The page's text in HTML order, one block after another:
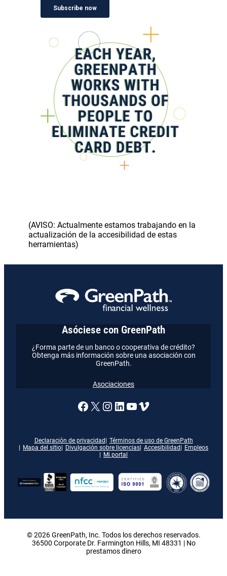
(AVISO: Actualmente estamos trabajando en la
actualización de la accesibilidad de estas
herramientas)
Declaración de privacidad
Términos de uso de GreenPath
Mapa del sitio
Divulgación sobre licencias Accesibilidad
Empleos
Mi portal
Enlace a nuestra página de
X Enlace a nuestra
Enlace a nuestra
Enlace a nuestra
Vimeo
Asóciese con GreenPath
¿Forma parte de un banco o cooperativa de crédito?
Obtenga más información sobre una asociación con
GreenPath.
Asociaciones
© 2026 GreenPath, Inc. Todos los derechos reservados.
36500 Corporate Dr. Farmington Hills, MI 48331 | No
prestamos dinero